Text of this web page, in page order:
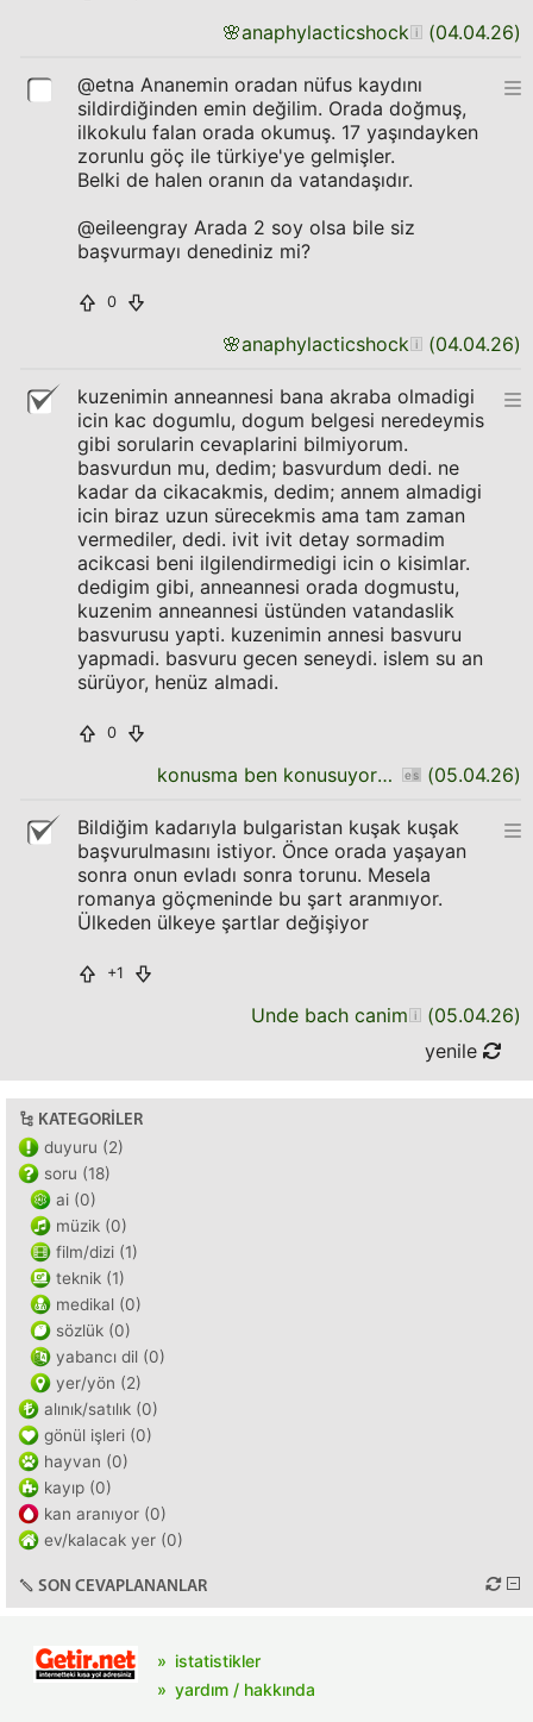
🌸anaphylacticshock (04.04.26)
@etna Ananemin oradan nüfus kaydını
sildirdiğinden emin değilim. Orada doğmuş,
ilkokulu falan orada okumuş. 17 yaşındayken
zorunlu göç ile türkiye'ye gelmişler.
Belki de halen oranın da vatandaşıdır.
@eileengray Arada 2 soy olsa bile siz
başvurmayı denediniz mi?
0
🌸anaphylacticshock (04.04.26)
kuzenimin anneannesi bana akraba olmadigi
icin kac dogumlu, dogum belgesi neredeymis
gibi sorularin cevaplarini bilmiyorum.
basvurdun mu, dedim; basvurdum dedi. ne
kadar da cikacakmis, dedim; annem almadigi
icin biraz uzun sürecekmis ama tam zaman
vermediler, dedi. ivit ivit detay sormadim
acikcasi beni ilgilendirmedigi icin o kisimlar.
dedigim gibi, anneannesi orada dogmustu,
kuzenim anneannesi üstünden vatandaslik
basvurusu yapti. kuzenimin annesi basvuru
yapmadi. basvuru gecen seneydi. islem su an
sürüyor, henüz almadi.
0
konusma ben konusuyorum daha bitirmedim (05.04.26)
Bildiğim kadarıyla bulgaristan kuşak kuşak
başvurulmasını istiyor. Önce orada yaşayan
sonra onun evladı sonra torunu. Mesela
romanya göçmeninde bu şart aranmıyor.
Ülkeden ülkeye şartlar değişiyor
+1
Unde bach canim (05.04.26)
yenile
KATEGORILER
duyuru (2)
soru (18)
ai (0)
müzik (0)
film/dizi (1)
teknik (1)
medikal (0)
sözlük (0)
yabancı dil (0)
yer/yön (2)
alınık/satılık (0)
gönül işleri (0)
hayvan (0)
kayıp (0)
kan aranıyor (0)
ev/kalacak yer (0)
SON CEVAPLANANLAR
istatistikler
yardım / hakkında